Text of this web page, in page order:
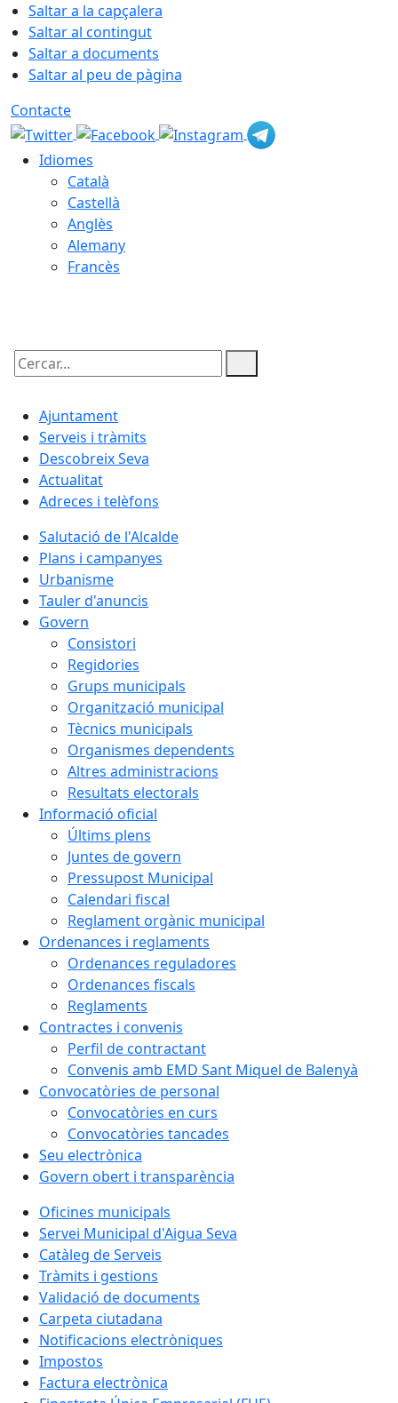
Saltar a la capçalera
Saltar al contingut
Saltar a documents
Saltar al peu de pàgina
Contacte
Idiomes
Català
Castellà
Anglès
Alemany
Francès
Cercar:
Ajuntament
Serveis i tràmits
Descobreix Seva
Actualitat
Adreces i telèfons
Salutació de l'Alcalde
Plans i campanyes
Urbanisme
Tauler d'anuncis
Govern
Consistori
Regidories
Grups municipals
Organització municipal
Tècnics municipals
Organismes dependents
Altres administracions
Resultats electorals
Informació oficial
Últims plens
Juntes de govern
Pressupost Municipal
Calendari fiscal
Reglament orgànic municipal
Ordenances i reglaments
Ordenances reguladores
Ordenances fiscals
Reglaments
Contractes i convenis
Perfil de contractant
Convenis amb EMD Sant Miquel de Balenyà
Convocatòries de personal
Convocatòries en curs
Convocatòries tancades
Seu electrònica
Govern obert i transparència
Oficines municipals
Servei Municipal d'Aigua Seva
Catàleg de Serveis
Tràmits i gestions
Validació de documents
Carpeta ciutadana
Notificacions electròniques
Impostos
Factura electrònica